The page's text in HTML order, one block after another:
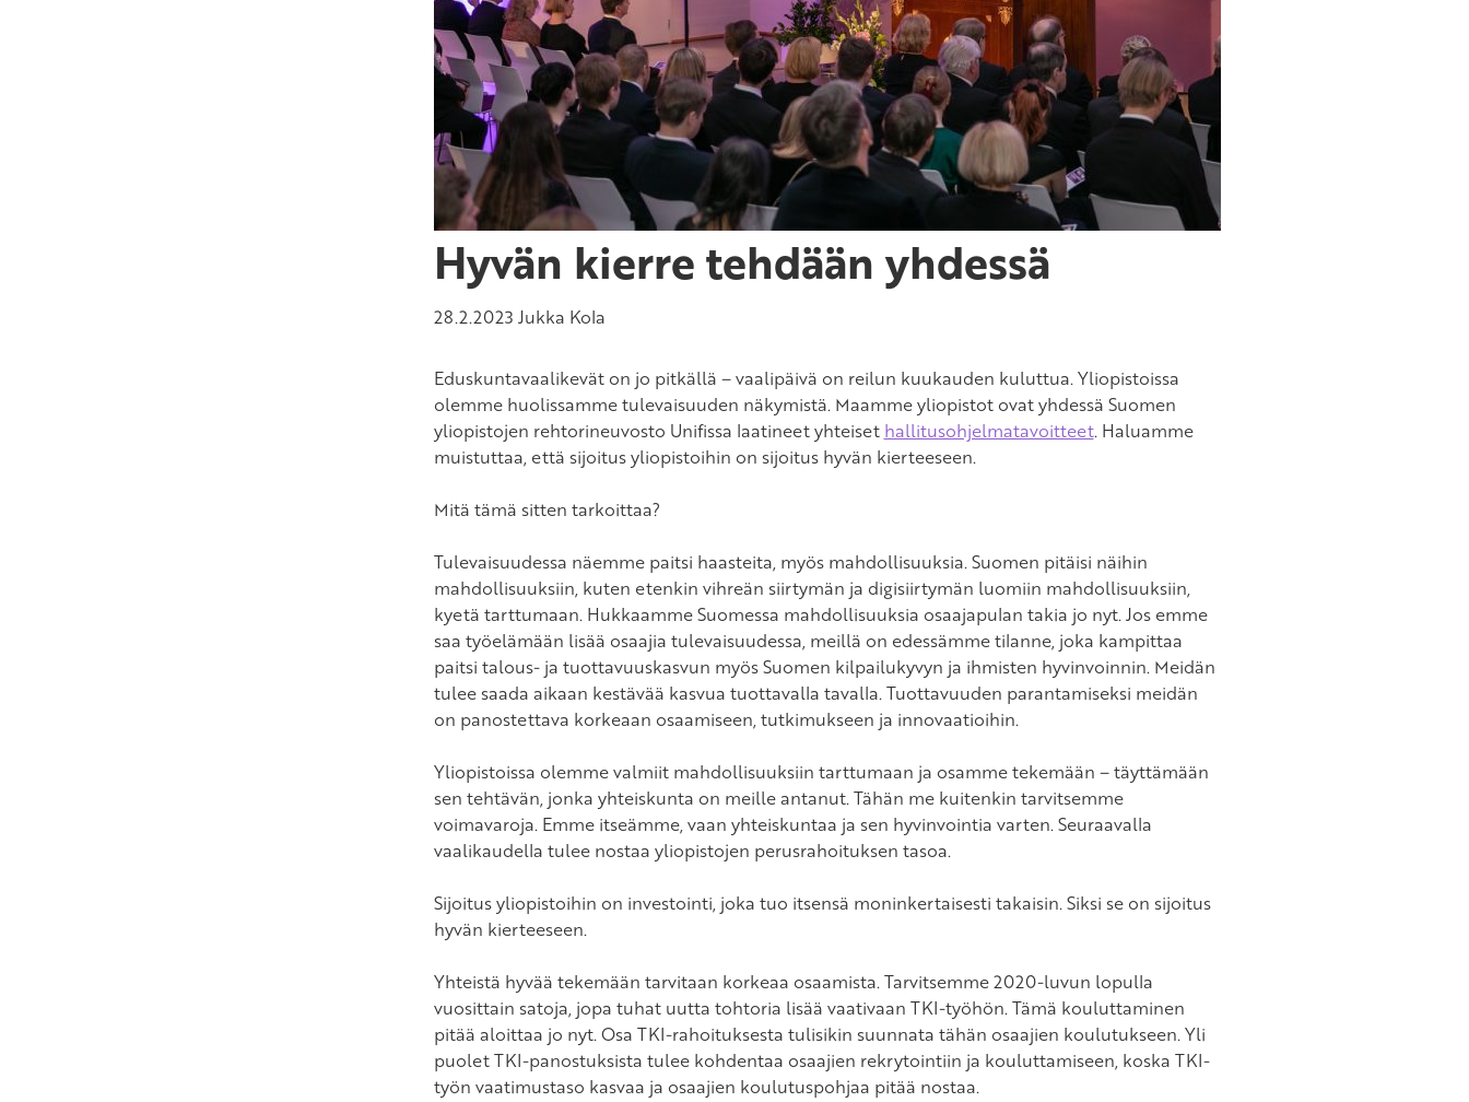
Hyvän kierre tehdään yhdessä
28.2.2023 Jukka Kola
Eduskuntavaalikevät on jo pitkällä – vaalipäivä on reilun kuukauden kuluttua. Yliopistoissa
olemme huolissamme tulevaisuuden näkymistä. Maamme yliopistot ovat yhdessä Suomen
yliopistojen rehtorineuvosto Unifissa laatineet yhteiset hallitusohjelmatavoitteet. Haluamme
muistuttaa, että sijoitus yliopistoihin on sijoitus hyvän kierteeseen.
Mitä tämä sitten tarkoittaa?
Tulevaisuudessa näemme paitsi haasteita, myös mahdollisuuksia. Suomen pitäisi näihin
mahdollisuuksiin, kuten etenkin vihreän siirtymän ja digisiirtymän luomiin mahdollisuuksiin,
kyetä tarttumaan. Hukkaamme Suomessa mahdollisuuksia osaajapulan takia jo nyt. Jos emme
saa työelämään lisää osaajia tulevaisuudessa, meillä on edessämme tilanne, joka kampittaa
paitsi talous- ja tuottavuuskasvun myös Suomen kilpailukyvyn ja ihmisten hyvinvoinnin. Meidän
tulee saada aikaan kestävää kasvua tuottavalla tavalla. Tuottavuuden parantamiseksi meidän
on panostettava korkeaan osaamiseen, tutkimukseen ja innovaatioihin.
Yliopistoissa olemme valmiit mahdollisuuksiin tarttumaan ja osamme tekemään – täyttämään
sen tehtävän, jonka yhteiskunta on meille antanut. Tähän me kuitenkin tarvitsemme
voimavaroja. Emme itseämme, vaan yhteiskuntaa ja sen hyvinvointia varten. Seuraavalla
vaalikaudella tulee nostaa yliopistojen perusrahoituksen tasoa.
Sijoitus yliopistoihin on investointi, joka tuo itsensä moninkertaisesti takaisin. Siksi se on sijoitus
hyvän kierteeseen.
Yhteistä hyvää tekemään tarvitaan korkeaa osaamista. Tarvitsemme 2020-luvun lopulla
vuosittain satoja, jopa tuhat uutta tohtoria lisää vaativaan TKI-työhön. Tämä kouluttaminen
pitää aloittaa jo nyt. Osa TKI-rahoituksesta tulisikin suunnata tähän osaajien koulutukseen. Yli
puolet TKI-panostuksista tulee kohdentaa osaajien rekrytointiin ja kouluttamiseen, koska TKI-
työn vaatimustaso kasvaa ja osaajien koulutuspohjaa pitää nostaa.